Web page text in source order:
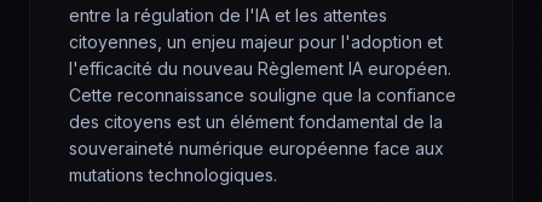
entre la régulation de l'IA et les attentes
citoyennes, un enjeu majeur pour l'adoption et
l'efficacité du nouveau Règlement IA européen.
Cette reconnaissance souligne que la confiance
des citoyens est un élément fondamental de la
souveraineté numérique européenne face aux
mutations technologiques.